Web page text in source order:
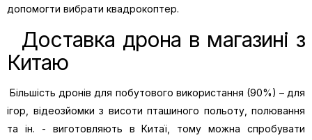
допомогти вибрати квадрокоптер.
Доставка дрона в магазині з
Китаю
Більшість дронів для побутового використання (90%) – для
ігор, відеозйомки з висоти пташиного польоту, полювання
та ін. - виготовляють в Китаї, тому можна спробувати